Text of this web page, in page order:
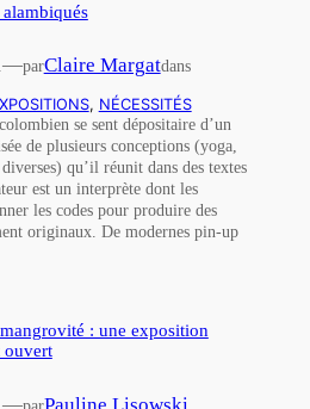
—parClaire Margatdans
, NÉCESSITÉS
se sent dépositaire d’un
de plusieurs conceptions (yoga,
qu’il réunit dans des textes
est un interprète dont les
les codes pour produire des
originaux. De modernes pin-up
: une exposition
ouvert